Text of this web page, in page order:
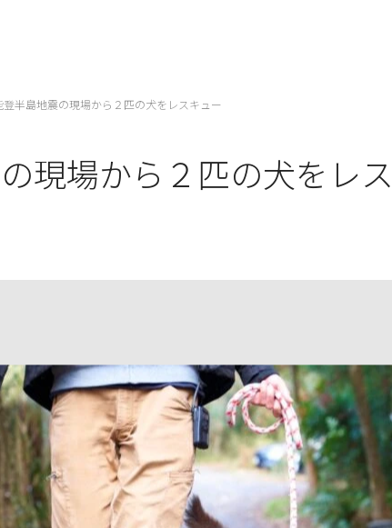
登半島地震の現場から２匹の犬をレスキュー
現場から２匹の犬をレ